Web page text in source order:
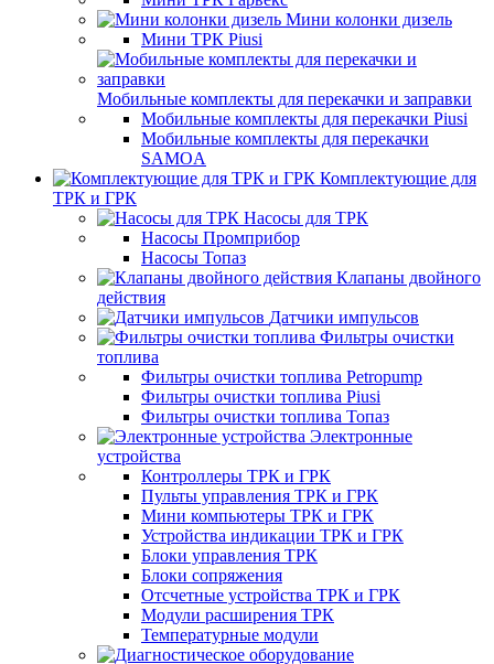
Мини колонки дизель
Мини ТРК Piusi
Мобильные комплекты для перекачки и заправки
Мобильные комплекты для перекачки Piusi
Мобильные комплекты для перекачки
SAMOA
Комплектующие для
ТРК и ГРК
Насосы для ТРК
Насосы Промприбор
Насосы Топаз
Клапаны двойного
действия
Датчики импульсов
Фильтры очистки
топлива
Фильтры очистки топлива Petropump
Фильтры очистки топлива Piusi
Фильтры очистки топлива Топаз
Электронные
устройства
Контроллеры ТРК и ГРК
Пульты управления ТРК и ГРК
Мини компьютеры ТРК и ГРК
Устройства индикации ТРК и ГРК
Блоки управления ТРК
Блоки сопряжения
Отсчетные устройства ТРК и ГРК
Модули расширения ТРК
Температурные модули